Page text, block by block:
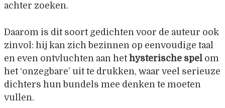
achter zoeken.
Daarom is dit soort gedichten voor de auteur ook
zinvol: hij kan zich bezinnen op eenvoudige taal
en even ontvluchten aan hethysterische spel om
het ‘onzegbare’ uit te drukken, waar veel serieuze
dichters hun bundels mee denken te moeten
vullen.